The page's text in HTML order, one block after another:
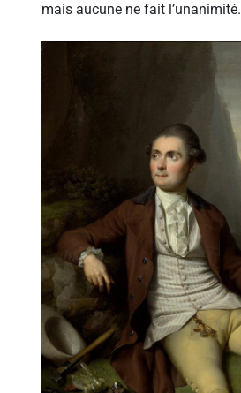
mais aucune ne fait l’unanimité.